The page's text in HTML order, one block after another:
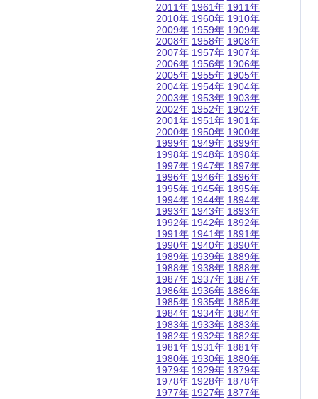
2011年
2010年
2009年
2008年
2007年
2006年
2005年
2004年
2003年
2002年
2001年
2000年
1999年
1998年
1997年
1996年
1995年
1994年
1993年
1992年
1991年
1990年
1989年
1988年
1987年
1986年
1985年
1984年
1983年
1982年
1981年
1980年
1979年
1978年
1977年
1961年
1960年
1959年
1958年
1957年
1956年
1955年
1954年
1953年
1952年
1951年
1950年
1949年
1948年
1947年
1946年
1945年
1944年
1943年
1942年
1941年
1940年
1939年
1938年
1937年
1936年
1935年
1934年
1933年
1932年
1931年
1930年
1929年
1928年
1927年
1911年
1910年
1909年
1908年
1907年
1906年
1905年
1904年
1903年
1902年
1901年
1900年
1899年
1898年
1897年
1896年
1895年
1894年
1893年
1892年
1891年
1890年
1889年
1888年
1887年
1886年
1885年
1884年
1883年
1882年
1881年
1880年
1879年
1878年
1877年